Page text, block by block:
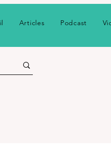
Articles Podcast